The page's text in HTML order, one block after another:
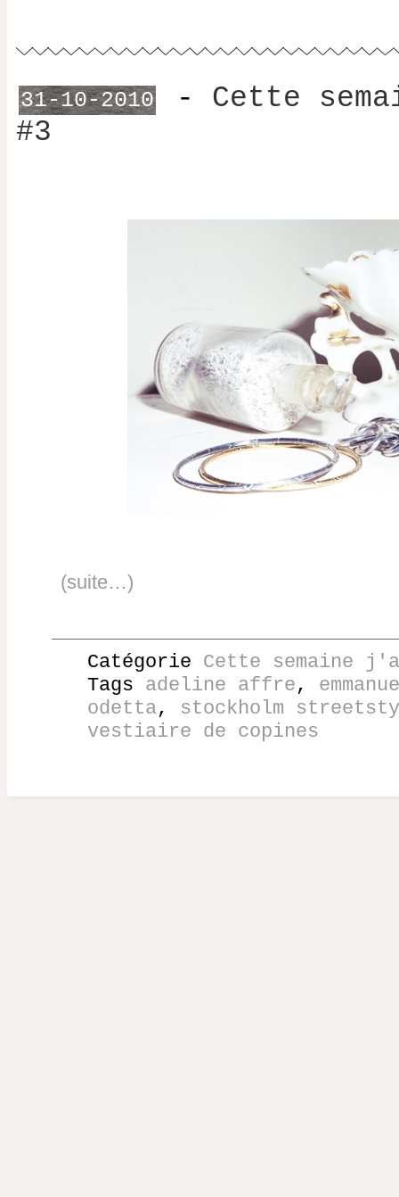
31-10-2010 - Cette
#3
(suite…)
Catégorie Cette semaine
Tags adeline affre,
odetta, stockholm
vestiaire de copines